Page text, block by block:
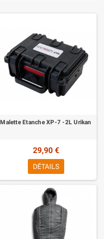
Malette Etanche XP-7 -2L Urikan
29,90 €
DÉTAILS